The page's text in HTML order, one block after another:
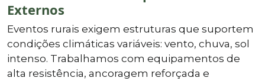
Externos
Eventos rurais exigem estruturas que suportem
condições climáticas variáveis: vento, chuva, sol
intenso. Trabalhamos com equipamentos de
alta resistência, ancoragem reforçada e